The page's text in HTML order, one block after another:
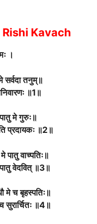
Kavach
।
सर्वदा तनुम्॥
॥1॥
मे गुरुः ॥
प्रदायकः ॥2॥
पातु वाच्पतिः॥
पातु वेदवित् ॥3॥
मे च बृहस्पतिः ॥
सुरार्चितः ॥4॥